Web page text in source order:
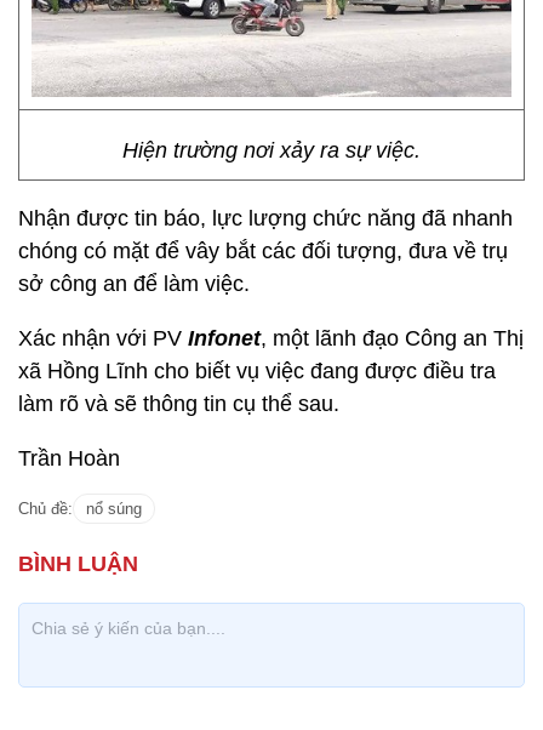
Hiện trường nơi xảy ra sự việc.
Nhận được tin báo, lực lượng chức năng đã nhanh
chóng có mặt để vây bắt các đối tượng, đưa về trụ
sở công an để làm việc.
Xác nhận với PV Infonet, một lãnh đạo Công an Thị
xã Hồng Lĩnh cho biết vụ việc đang được điều tra
làm rõ và sẽ thông tin cụ thể sau.
Trần Hoàn
Chủ đề: nổ súng